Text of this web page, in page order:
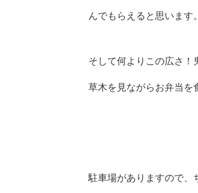
んでもらえると思います。
そして何よりこの広さ！
草木を見ながらお弁当を
駐車場がありますので、